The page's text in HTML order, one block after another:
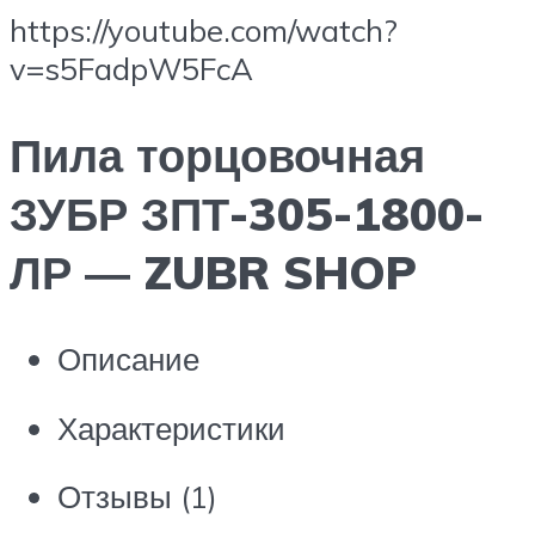
https://youtube.com/watch?
v=s5FadpW5FcA
Пила торцовочная
ЗУБР ЗПТ-305-1800-
ЛР ― ZUBR SHOP
Описание
Характеристики
Отзывы (1)